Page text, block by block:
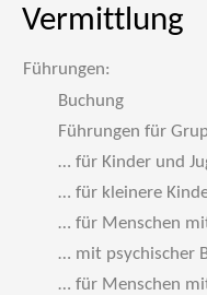
Vermittlung
Führungen:
Buchung
Führungen für
… für Kinder und
… für kleinere
… für Menschen
… mit psychischer
… für Menschen